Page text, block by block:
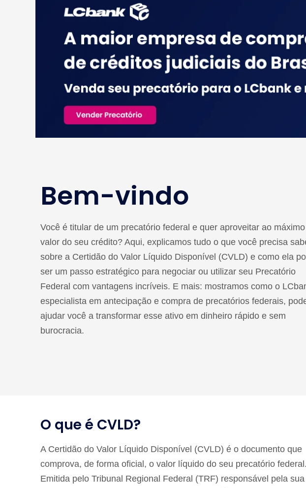
Bem-vindo
Você é titular de um precatório federal e quer aproveitar ao
valor do seu crédito? Aqui, explicamos tudo o que você precisa
sobre a Certidão do Valor Líquido Disponível (CVLD) e como ela
ser um passo estratégico para negociar ou utilizar seu Precatório
Federal com vantagens incríveis. E mais: mostramos como o
especialista em antecipação e compra de precatórios federais,
ajudar você a transformar esse ativo em dinheiro rápido e sem
burocracia.
O que é CVLD?
A Certidão do Valor Líquido Disponível (CVLD) é o documento que
comprova, de forma oficial, o valor líquido do seu precatório federal.
Emitida pelo Tribunal Regional Federal (TRF) responsável pela sua